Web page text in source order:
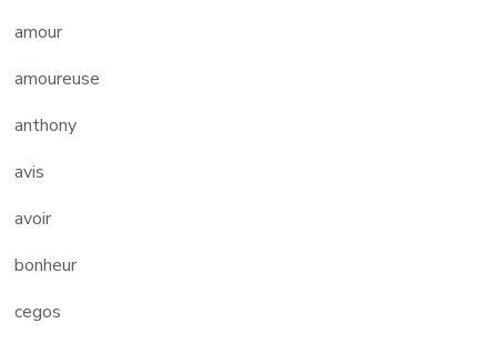
amour
amoureuse
anthony
avis
avoir
bonheur
cegos